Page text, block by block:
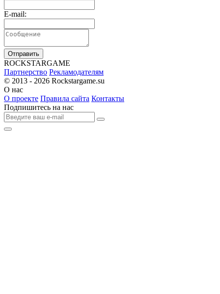
E-mail:
Отправить
ROCKSTARGAME
Партнерство Рекламодателям
© 2013 - 2026 Rockstargame.su
О нас
О проекте Правила сайта Контакты
Подпишитесь на нас